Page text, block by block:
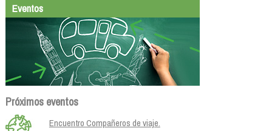
Eventos
Próximos eventos
Encuentro Compañeros de viaje.